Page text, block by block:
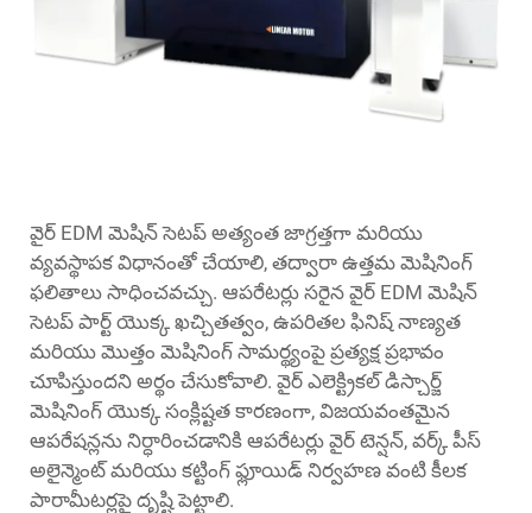
వైర్ EDM మెషిన్ సెటప్ అత్యంత జాగ్రత్తగా మరియు
వ్యవస్థాపక విధానంతో చేయాలి, తద్వారా ఉత్తమ మెషినింగ్
ఫలితాలు సాధించవచ్చు. ఆపరేటర్లు సరైన వైర్ EDM మెషిన్
సెటప్ పార్ట్ యొక్క ఖచ్చితత్వం, ఉపరితల ఫినిష్ నాణ్యత
మరియు మొత్తం మెషినింగ్ సామర్థ్యంపై ప్రత్యక్ష ప్రభావం
చూపిస్తుందని అర్థం చేసుకోవాలి. వైర్ ఎలెక్ట్రికల్ డిస్చార్జ్
మెషినింగ్ యొక్క సంక్లిష్టత కారణంగా, విజయవంతమైన
ఆపరేషన్లను నిర్ధారించడానికి ఆపరేటర్లు వైర్ టెన్షన్, వర్క్ పీస్
అలైన్మెంట్ మరియు కట్టింగ్ ఫ్లూయిడ్ నిర్వహణ వంటి కీలక
పారామీటర్లపై దృష్టి పెట్టాలి.